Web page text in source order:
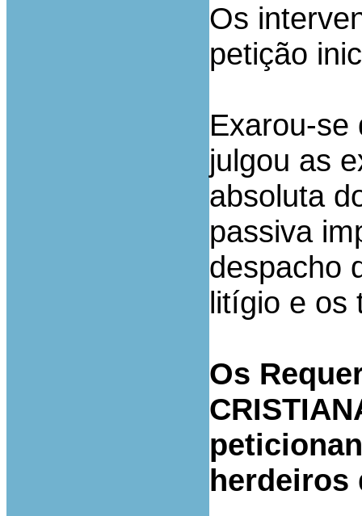
Os
petição
Exarou-se
julgou as
absoluta
passiva
despacho
litígio e os
Os
herdeiros